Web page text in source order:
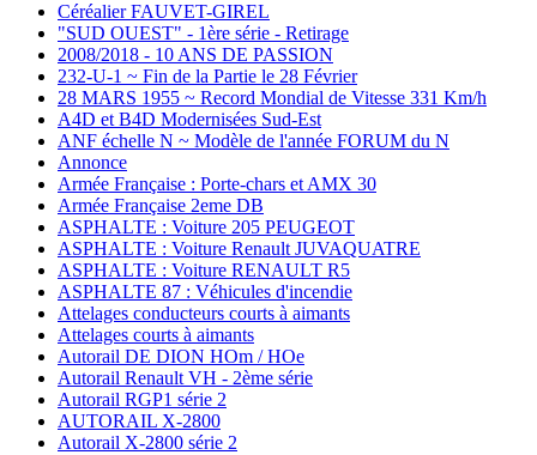
Céréalier FAUVET-GIREL
"SUD OUEST" - 1ère série - Retirage
2008/2018 - 10 ANS DE PASSION
232-U-1 ~ Fin de la Partie le 28 Février
28 MARS 1955 ~ Record Mondial de Vitesse 331 Km/h
A4D et B4D Modernisées Sud-Est
ANF échelle N ~ Modèle de l'année FORUM du N
Annonce
Armée Française : Porte-chars et AMX 30
Armée Française 2eme DB
ASPHALTE : Voiture 205 PEUGEOT
ASPHALTE : Voiture Renault JUVAQUATRE
ASPHALTE : Voiture RENAULT R5
ASPHALTE 87 : Véhicules d'incendie
Attelages conducteurs courts à aimants
Attelages courts à aimants
Autorail DE DION HOm / HOe
Autorail Renault VH - 2ème série
Autorail RGP1 série 2
AUTORAIL X-2800
Autorail X-2800 série 2